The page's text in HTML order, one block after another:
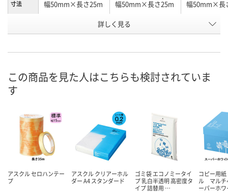
寸法 幅50mm×長さ25m 幅50mm×長さ25m 幅50mm×長
半透明
号
お届け日
数量
カゴへ
数量
カゴへ カ
詳しく見る
この商品を見た人はこちらも検討されていま
す
アスクル セロハンテー
プ
アスクル クリアーホル
ダー A4 スタンダード
ゴミ袋 エコノミータイ
プ 乳白半透明 高密度タ
イプ 詰替用 …
コピー用
ル マルチ
ーパーホワ